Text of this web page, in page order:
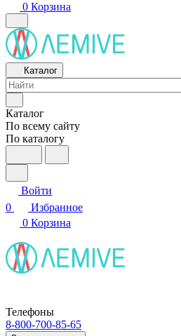
0 Корзина
Каталог
Каталог
По всему сайту
По каталогу
Войти
0
Избранное
0 Корзина
Телефоны
8-800-700-85-65